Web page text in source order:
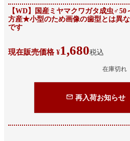
【WD】国産ミヤマクワガタ成虫
方産★小型のため画像の歯型とは異
です
現在販売価格 ¥1,680税込
在庫切れ
再入荷お知らせ